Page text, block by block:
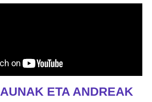
ETA ANDREAK